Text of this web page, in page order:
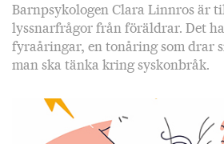
Barnpsykologen Clara Linnros är
lyssnarfrågor från föräldrar. Det
fyraåringar, en tonåring som drar
man ska tänka kring syskonbråk.